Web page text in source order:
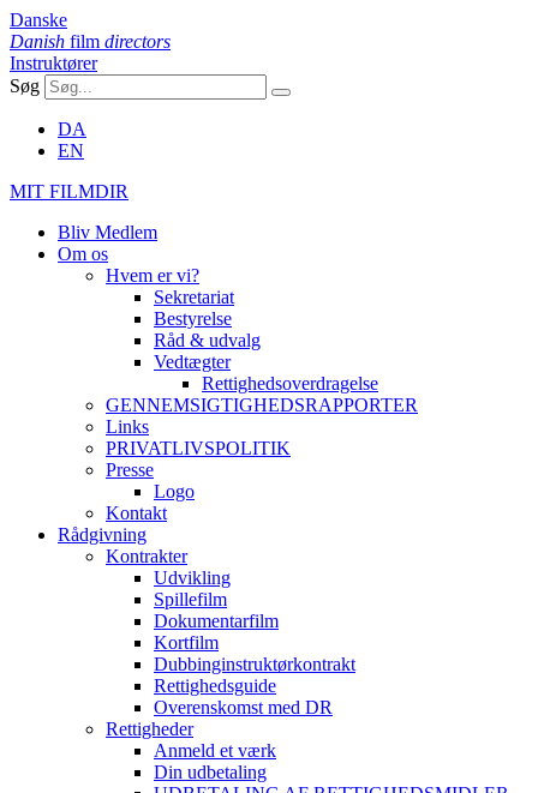
Danske
Danish film directors
Instruktører
Søg
DA
EN
MIT FILMDIR
Bliv Medlem
Om os
Hvem er vi?
Sekretariat
Bestyrelse
Råd & udvalg
Vedtægter
Rettighedsoverdragelse
GENNEMSIGTIGHEDSRAPPORTER
Links
PRIVATLIVSPOLITIK
Presse
Logo
Kontakt
Rådgivning
Kontrakter
Udvikling
Spillefilm
Dokumentarfilm
Kortfilm
Dubbinginstruktørkontrakt
Rettighedsguide
Overenskomst med DR
Rettigheder
Anmeld et værk
Din udbetaling